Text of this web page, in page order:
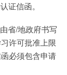
证信函。
省/地政府书写
许可批准上限
必须包含申请